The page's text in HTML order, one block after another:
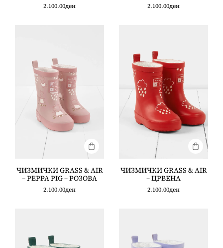
2.100.00ден 2.100.00ден
ЧИЗМИЧКИ GRASS & AIR
– PEPPA PIG – РОЗОВА
2.100.00ден
ЧИЗМИЧКИ GRASS & AIR
– ЦРВЕНА
2.100.00ден